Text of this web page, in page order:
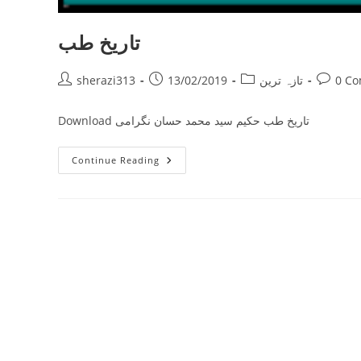
تاریخ طب
Postsherazi313
Post13/02/2019
Postتازہ ترین
Post0
Download تاریخ طب حکیم سید محمد حسان نگرامی
Continue Reading تاریخ
طب